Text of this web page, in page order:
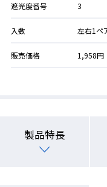
遮光度番号 3
入数 左右1ペ
販売価格 1,958円
製品特長